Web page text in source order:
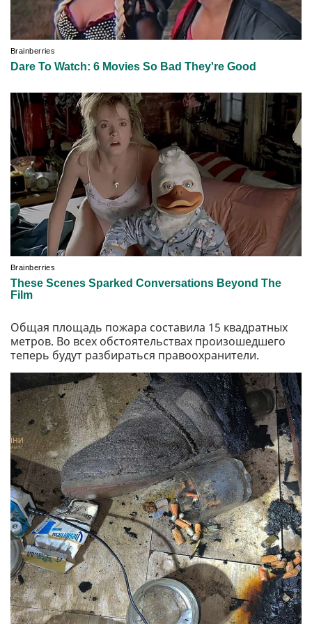
Общая площадь пожара составила 15 квадратных
метров. Во всех обстоятельствах произошедшего
теперь будут разбираться правоохранители.